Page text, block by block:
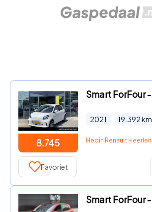
8.745
2021 19.392km
Hedin Renault Heerlen
Favoriet